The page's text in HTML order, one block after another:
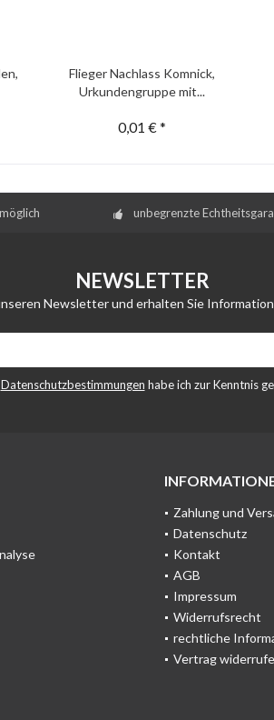
Flieger Nachlass Komnick,
Urkundengruppe mit...
0,01 € *
unbegrenzte
NEWSLETTER
Newsletter und erhalten Sie
Datenschutzbestimmungen habe ich zur Kenntnis
Zahlung und
Datenschutz
Kontakt
AGB
Impressum
Widerrufsrecht
rechtliche
Vertrag